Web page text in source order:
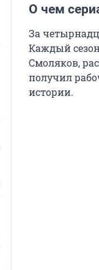
О чем
За
Каждый
Смоляков,
получил
истории.